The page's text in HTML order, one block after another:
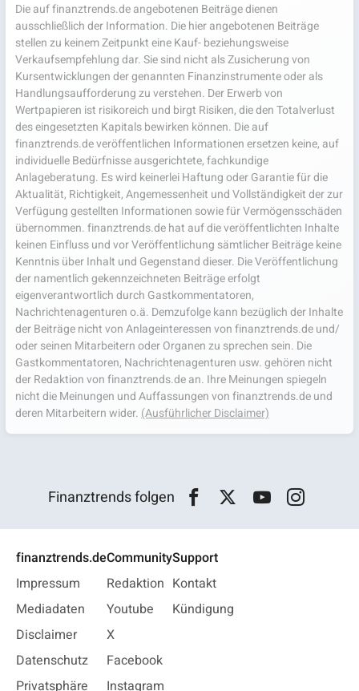
Die auf finanztrends.de angebotenen Beiträge dienen
ausschließlich der Information. Die hier angebotenen Beiträge
stellen zu keinem Zeitpunkt eine Kauf- beziehungsweise
Verkaufsempfehlung dar. Sie sind nicht als Zusicherung von
Kursentwicklungen der genannten Finanzinstrumente oder als
Handlungsaufforderung zu verstehen. Der Erwerb von
Wertpapieren ist risikoreich und birgt Risiken, die den Totalverlust
des eingesetzten Kapitals bewirken können. Die auf
finanztrends.de veröffentlichen Informationen ersetzen keine, auf
individuelle Bedürfnisse ausgerichtete, fachkundige
Anlageberatung. Es wird keinerlei Haftung oder Garantie für die
Aktualität, Richtigkeit, Angemessenheit und Vollständigkeit der zur
Verfügung gestellten Informationen sowie für Vermögensschäden
übernommen. finanztrends.de hat auf die veröffentlichten Inhalte
keinen Einfluss und vor Veröffentlichung sämtlicher Beiträge keine
Kenntnis über Inhalt und Gegenstand dieser. Die Veröffentlichung
der namentlich gekennzeichneten Beiträge erfolgt
eigenverantwortlich durch Gastkommentatoren,
Nachrichtenagenturen o.ä. Demzufolge kann bezüglich der Inhalte
der Beiträge nicht von Anlageinteressen von finanztrends.de und/
oder seinen Mitarbeitern oder Organen zu sprechen sein. Die
Gastkommentatoren, Nachrichtenagenturen usw. gehören nicht
der Redaktion von finanztrends.de an. Ihre Meinungen spiegeln
nicht die Meinungen und Auffassungen von finanztrends.de und
deren Mitarbeitern wider. (Ausführlicher Disclaimer)
Finanztrends folgen
finanztrends.de
Impressum
Mediadaten
Disclaimer
Datenschutz
Privatsphäre
Community
Redaktion
Youtube
X
Facebook
Instagram
Support
Kontakt
Kündigung